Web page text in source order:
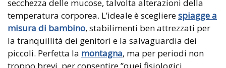
secchezza delle mucose, talvolta alterazioni della
temperatura corporea. L’ideale è sceglierespiagge a
misura di bambino, stabilimenti ben attrezzati per
la tranquillità dei genitori e la salvaguardia dei
piccoli. Perfetta la montagna, ma per periodi non